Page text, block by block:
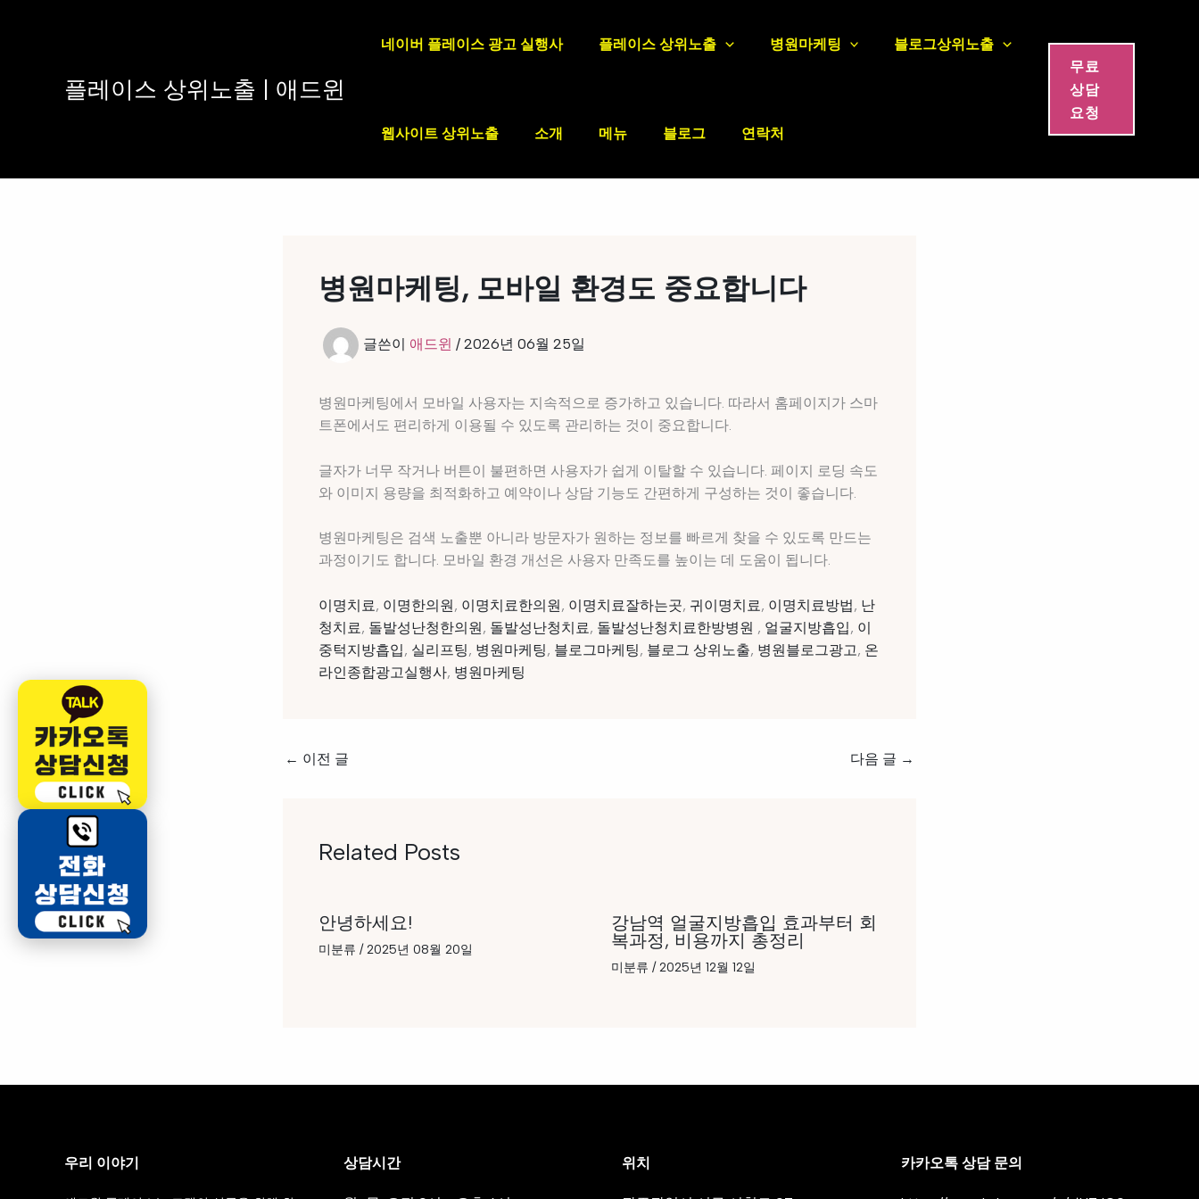
플레이스 상위노출 | 애드윈
네이버 플레이스 광고 실행사 플레이스 상위노출 병원마케팅 블로그상위노출
웹사이트 상위노출 소개 메뉴 블로그 연락처
무료
상담
요청
병원마케팅, 모바일 환경도 중요합니다
글쓴이 애드윈 / 2026년 06월 25일
병원마케팅에서 모바일 사용자는 지속적으로 증가하고 있습니다. 따라서 홈페이지가 스마
트폰에서도 편리하게 이용될 수 있도록 관리하는 것이 중요합니다.
글자가 너무 작거나 버튼이 불편하면 사용자가 쉽게 이탈할 수 있습니다. 페이지 로딩 속도
와 이미지 용량을 최적화하고 예약이나 상담 기능도 간편하게 구성하는 것이 좋습니다.
병원마케팅은 검색 노출뿐 아니라 방문자가 원하는 정보를 빠르게 찾을 수 있도록 만드는
과정이기도 합니다. 모바일 환경 개선은 사용자 만족도를 높이는 데 도움이 됩니다.
이명치료, 이명한의원, 이명치료한의원, 이명치료잘하는곳, 귀이명치료, 이명치료방법, 난
청치료, 돌발성난청한의원, 돌발성난청치료, 돌발성난청치료한방병원 , 얼굴지방흡입, 이
중턱지방흡입, 실리프팅, 병원마케팅, 블로그마케팅, 블로그 상위노출, 병원블로그광고, 온
라인종합광고실행사, 병원마케팅
← 이전 글 다음 글 →
Related Posts
안녕하세요!
미분류 /2025년 08월 20일
강남역 얼굴지방흡입 효과부터 회
복과정, 비용까지 총정리
미분류 /2025년 12월 12일
우리 이야기 상담시간 위치 카카오톡 상담 문의